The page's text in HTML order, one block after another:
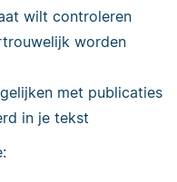
wilt controleren
worden
met publicaties
in je tekst